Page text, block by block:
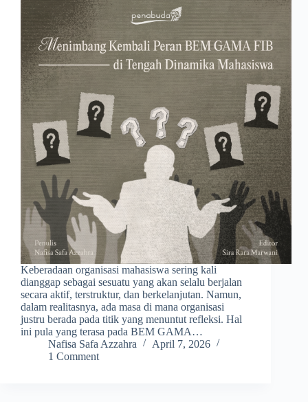
Keberadaan organisasi mahasiswa sering kali
dianggap sebagai sesuatu yang akan selalu berjalan
secara aktif, terstruktur, dan berkelanjutan. Namun,
dalam realitasnya, ada masa di mana organisasi
justru berada pada titik yang menuntut refleksi. Hal
ini pula yang terasa pada BEM GAMA…
Nafisa Safa Azzahra
April 7, 2026
1 Comment